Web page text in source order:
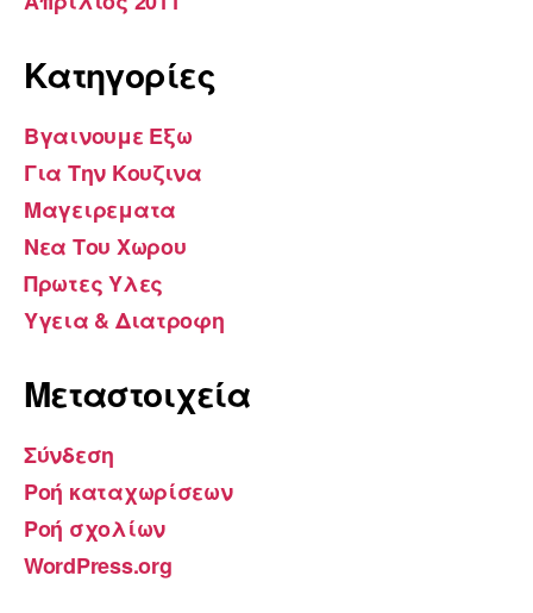
Kατηγορίες
Βγαινουμε Εξω
Για Την Κουζινα
Μαγειρεματα
Νεα Του Χωρου
Πρωτες Υλες
Υγεια & Διατροφη
Μεταστοιχεία
Σύνδεση
Ροή καταχωρίσεων
Ροή σχολίων
WordPress.org